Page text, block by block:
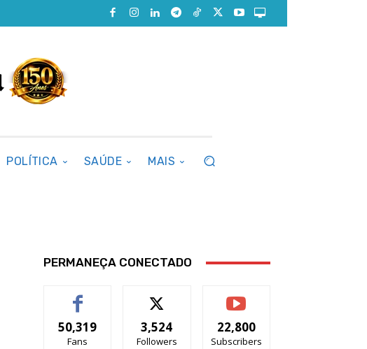
POLÍTICA SAÚDE MAIS
PERMANEÇA CONECTADO
50,319
Fans
3,524
Followers
22,800
Subscribers